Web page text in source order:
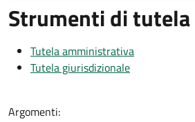
Strumenti di tutela
Tutela amministrativa
Tutela giurisdizionale
Argomenti: